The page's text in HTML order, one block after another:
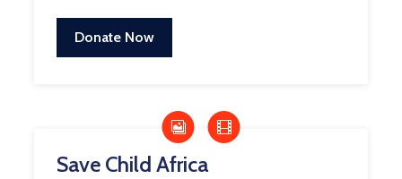
Donate Now
Save Child Africa